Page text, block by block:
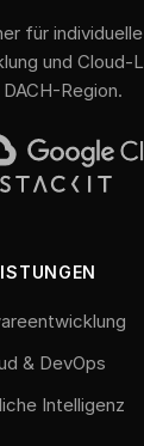
für individuelle
und Cloud-
Region.
& DevOps
Intelligenz